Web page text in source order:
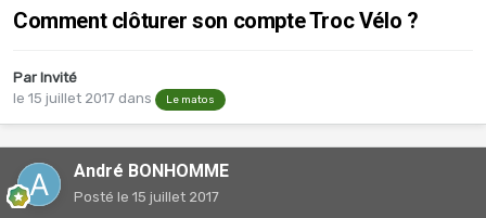
Comment clôturer son compte Troc Vélo ?
Par Invité
le 15 juillet 2017 dans Le matos
André BONHOMME
Posté le 15 juillet 2017